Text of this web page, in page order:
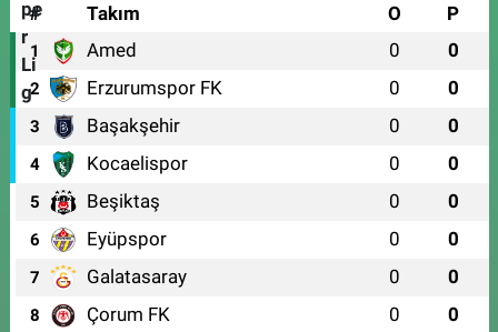
# Takım O P
1 Amed 0 0
2 Erzurumspor FK 0 0
3 Başakşehir 0 0
4 Kocaelispor 0 0
5 Beşiktaş 0 0
6 Eyüpspor 0 0
7 Galatasaray 0 0
8 Çorum FK 0 0